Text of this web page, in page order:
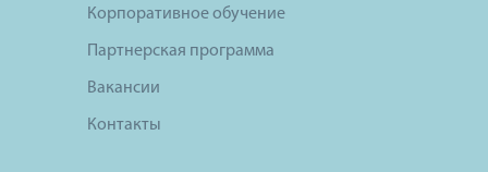
Корпоративное обучение
Партнерская программа
Вакансии
Контакты